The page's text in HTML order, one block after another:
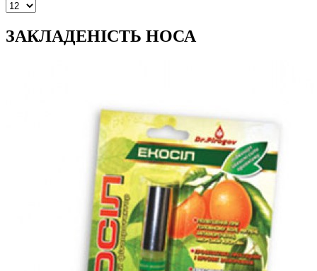
ЗАКЛАДЕНІСТЬ НОСА